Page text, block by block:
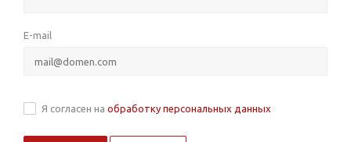
E-mail
Я согласен на обработку персональных данных